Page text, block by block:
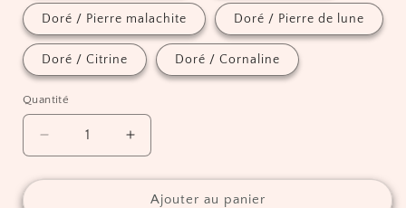
Doré / Pierre malachite Doré / Pierre de lune
Doré / Citrine Doré / Cornaline
Quantité
Réduire
la
quantité
Augmenter
la
quantité
Ajouter au panier